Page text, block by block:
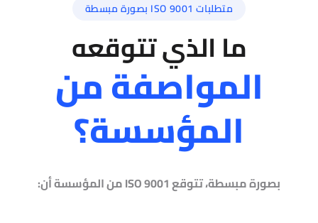
متطلبات ISO 9001 بصورة مبسطة
ما الذي تتوقعه
المواصفة من
المؤسسة؟
بصورة مبسطة، تتوقع ISO 9001 من المؤسسة أن: